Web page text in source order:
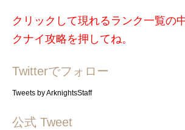
クリックして現れるランク一覧の
クナイ攻略を押してね。
Twitterでフォロー
Tweets by ArknightsStaff
公式 Tweet